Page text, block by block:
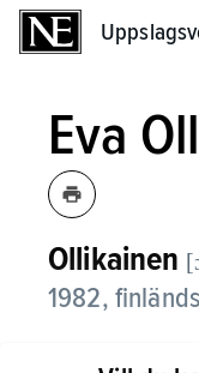
Eva
Ollikainen
1982,